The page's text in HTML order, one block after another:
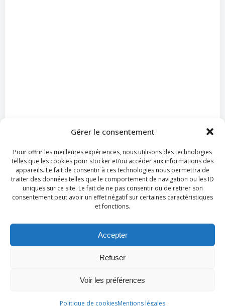
Gérer le consentement
Pour offrir les meilleures expériences, nous utilisons des technologies
telles que les cookies pour stocker et/ou accéder aux informations des
appareils. Le fait de consentir à ces technologies nous permettra de
traiter des données telles que le comportement de navigation ou les ID
uniques sur ce site. Le fait de ne pas consentir ou de retirer son
consentement peut avoir un effet négatif sur certaines caractéristiques
et fonctions.
Accepter
Refuser
Voir les préférences
Politique de cookiesMentions légales
© 2026 Agilité pour tous. Created for free using
WordPress and